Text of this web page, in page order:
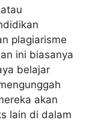
plagiarisme
ini biasanya
belajar
akan
lain di dalam